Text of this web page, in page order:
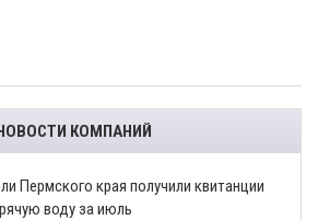
КОМПАНИЙ
Пермского края получили квитанции
воду за июль